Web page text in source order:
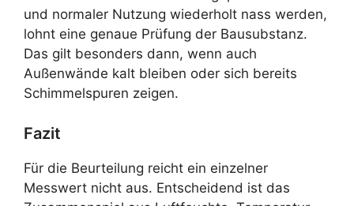
und normaler Nutzung wiederholt nass werden,
lohnt eine genaue Prüfung der Bausubstanz.
Das gilt besonders dann, wenn auch
Außenwände kalt bleiben oder sich bereits
Schimmelspuren zeigen.
Fazit
Für die Beurteilung reicht ein einzelner
Messwert nicht aus. Entscheidend ist das